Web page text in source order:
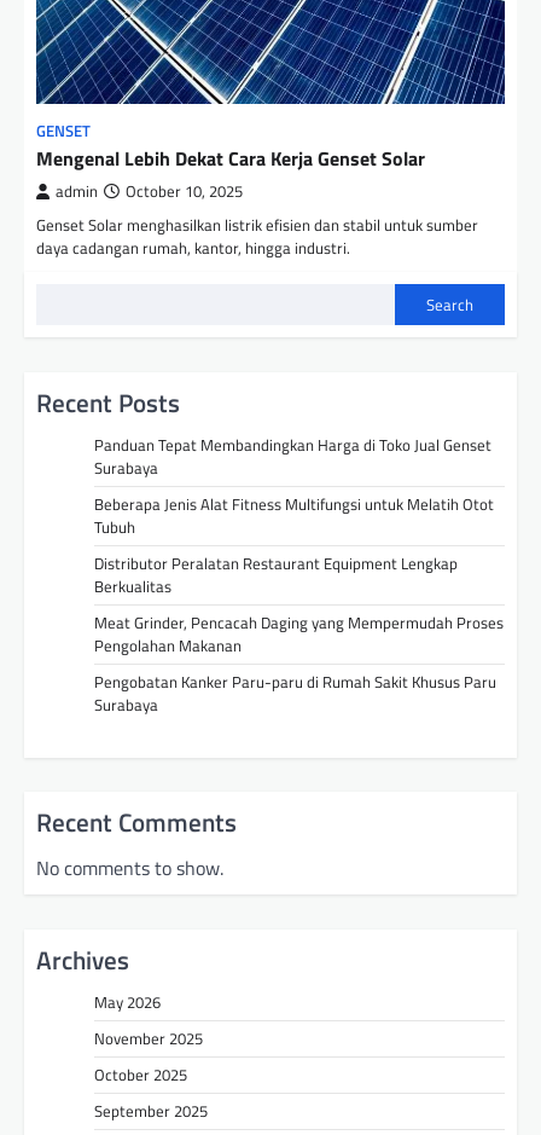
GENSET
Mengenal Lebih Dekat Cara Kerja Genset Solar
admin October 10, 2025
Genset Solar menghasilkan listrik efisien dan stabil untuk sumber
daya cadangan rumah, kantor, hingga industri.
Search
Recent Posts
Panduan Tepat Membandingkan Harga di Toko Jual Genset
Surabaya
Beberapa Jenis Alat Fitness Multifungsi untuk Melatih Otot
Tubuh
Distributor Peralatan Restaurant Equipment Lengkap
Berkualitas
Meat Grinder, Pencacah Daging yang Mempermudah Proses
Pengolahan Makanan
Pengobatan Kanker Paru-paru di Rumah Sakit Khusus Paru
Surabaya
Recent Comments
No comments to show.
Archives
May 2026
November 2025
October 2025
September 2025